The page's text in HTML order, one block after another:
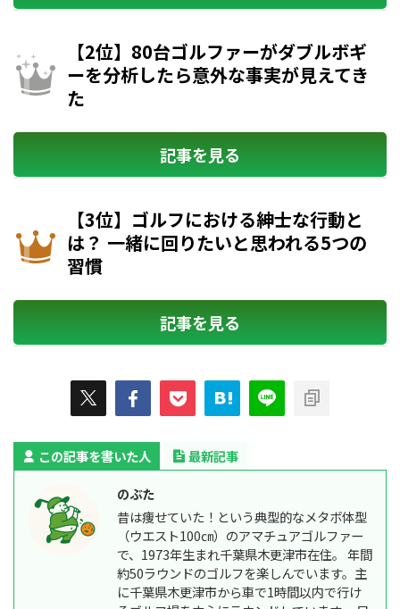
【2位】80台ゴルファーがダブルボギ
ーを分析したら意外な事実が見えてき
た
記事を見る
【3位】ゴルフにおける紳士な行動と
は？ 一緒に回りたいと思われる5つの
習慣
記事を見る
この記事を書いた人
最新記事
のぶた
昔は痩せていた！という典型的なメタボ体型
（ウエスト100㎝）のアマチュアゴルファー
で、1973年生まれ千葉県木更津市在住。 年間
約50ラウンドのゴルフを楽しんでいます。主
に千葉県木更津市から車で1時間以内で行け